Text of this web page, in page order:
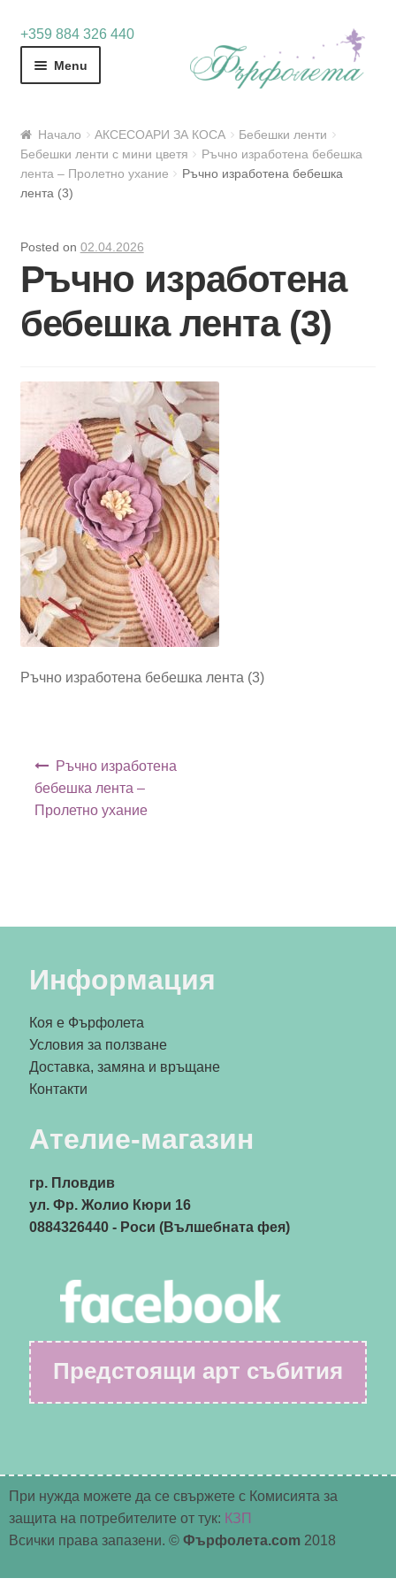
+359 884 326 440
Skip
Skip
Menu
Начало АКСЕСОАРИ ЗА КОСА
Бебешки ленти
Бебешки ленти с мини цветя
Ръчно изработена бебешка
лента – Пролетно ухание
Ръчно изработена бебешка
лента (3)
Posted on 02.04.2026
Ръчно изработена
бебешка лента (3)
Ръчно изработена бебешка лента (3)
Ръчно изработена
бебешка лента –
Пролетно ухание
Информация
Коя е Фърфолета
Условия за ползване
Доставка, замяна и връщане
Контакти
Ателие-магазин
гр. Пловдив
ул. Фр. Жолио Кюри 16
0884326440- Роси (Вълшебната фея)
Предстоящи арт събития
При нужда можете да се свържете с Комисията за
защита на потребителите от тук: КЗП
Всички права запазени. © Фърфолета.com 2018